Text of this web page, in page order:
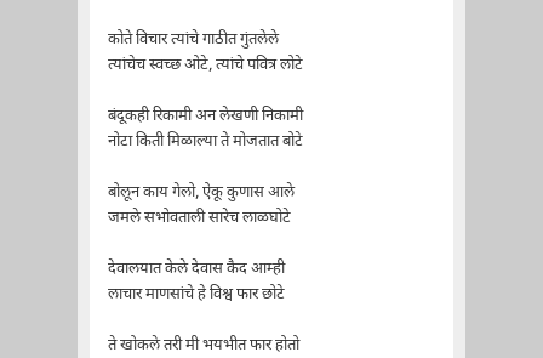
कोते विचार त्यांचे गाठीत गुंतलेले
त्यांचेच स्वच्छ ओटे, त्यांचे पवित्र लोटे
बंदूकही रिकामी अन लेखणी निकामी
नोटा किती मिळाल्या ते मोजतात बोटे
बोलून काय गेलो, ऐकू कुणास आले
जमले सभोवताली सारेच लाळघोटे
देवालयात केले देवास कैद आम्ही
लाचार माणसांचे हे विश्व फार छोटे
ते खोकले तरी मी भयभीत फार होतो